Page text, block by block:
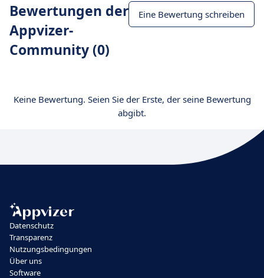
Bewertungen der
Appvizer-
Community (0)
Eine Bewertung schreiben
Keine Bewertung. Seien Sie der Erste, der seine Bewertung
abgibt.
Datenschutz
Transparenz
Nutzungsbedingungen
Über uns
Software